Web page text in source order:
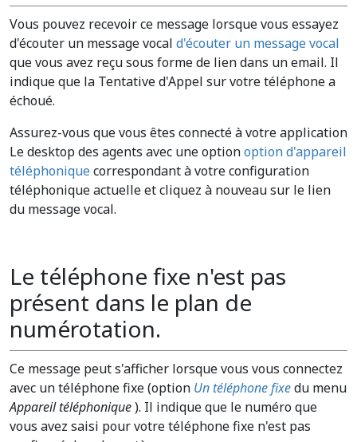
Vous pouvez recevoir ce message lorsque vous essayez
d'écouter un message vocal d'écouter un message vocal
que vous avez reçu sous forme de lien dans un email. Il
indique que la Tentative d'Appel sur votre téléphone a
échoué.
Assurez-vous que vous êtes connecté à votre application
Le desktop des agents avec une optionoption d'appareil
téléphoniquecorrespondant à votre configuration
téléphonique actuelle et cliquez à nouveau sur le lien
du message vocal.
Le téléphone fixe n'est pas
présent dans le plan de
numérotation.
Ce message peut s'afficher lorsque vous vous connectez
avec un téléphone fixe (option Un téléphone fixedu menu
Appareil téléphonique). Il indique que le numéro que
vous avez saisi pour votre téléphone fixe n'est pas